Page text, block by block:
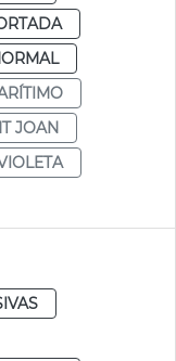
JOAN